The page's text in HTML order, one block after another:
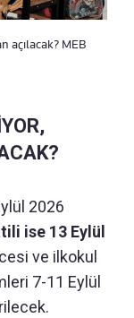
açılacak? MEB
2026
ise 13 Eylül
ve ilkokul
7-11 Eylül